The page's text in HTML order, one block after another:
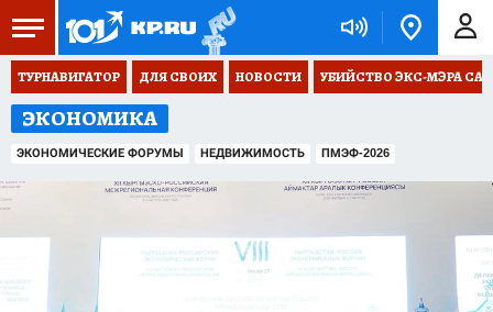
ТУРНАВИГАТОР ДЛЯ СВОИХ НОВОСТИ УБИЙСТВО ЭКС-МЭРА
ЭКОНОМИКА
ЭКОНОМИЧЕСКИЕ ФОРУМЫ НЕДВИЖИМОСТЬ ПМЭФ-2026